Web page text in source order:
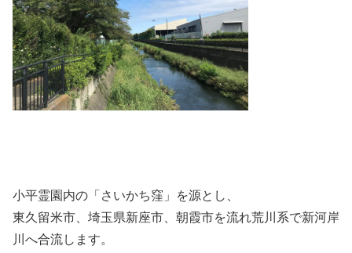
小平霊園内の「さいかち窪」を源とし、
東久留米市、埼玉県新座市、朝霞市を流れ荒川系で新河岸
川へ合流します。